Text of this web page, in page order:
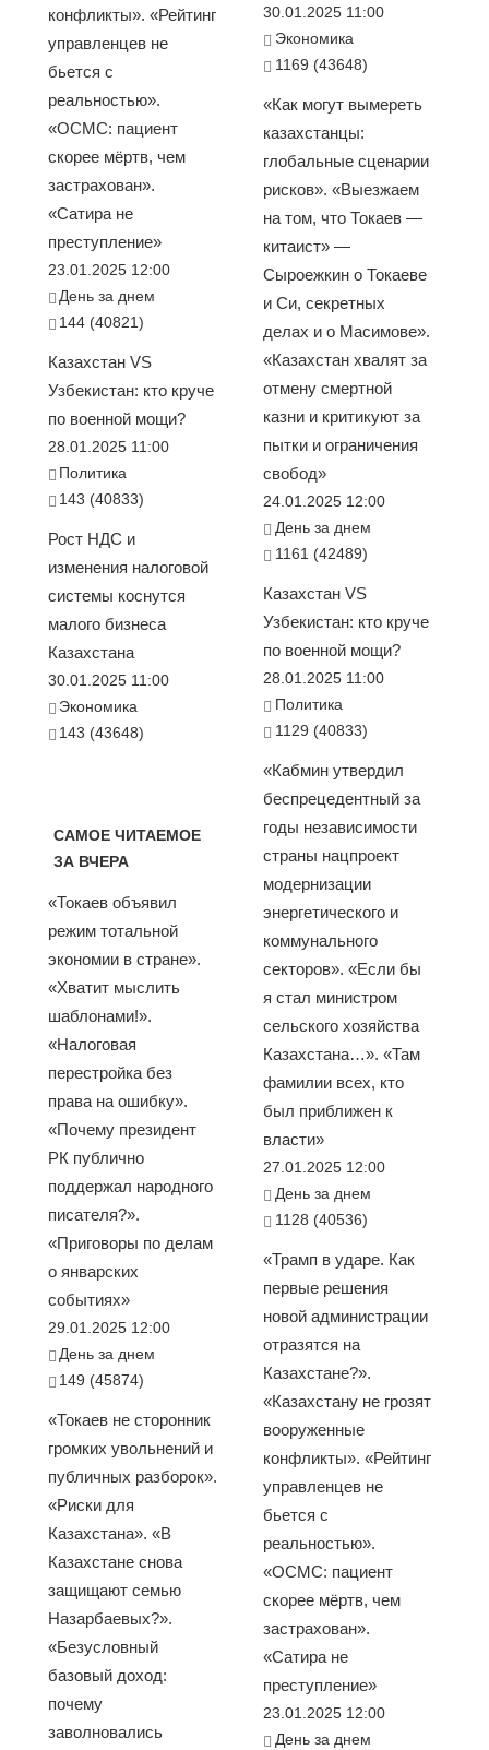
конфликты». «Рейтинг
управленцев не
бьется с
реальностью».
«ОСМС: пациент
скорее мёртв, чем
застрахован».
«Сатира не
преступление»
23.01.2025 12:00
День за днем
144 (40821)
Казахстан VS
Узбекистан: кто круче
по военной мощи?
28.01.2025 11:00
Политика
143 (40833)
Рост НДС и
изменения налоговой
системы коснутся
малого бизнеса
Казахстана
30.01.2025 11:00
Экономика
143 (43648)
САМОЕ ЧИТАЕМОЕ
ЗА ВЧЕРА
«Токаев объявил
режим тотальной
экономии в стране».
«Хватит мыслить
шаблонами!».
«Налоговая
перестройка без
права на ошибку».
«Почему президент
РК публично
поддержал народного
писателя?».
«Приговоры по делам
о январских
событиях»
29.01.2025 12:00
День за днем
149 (45874)
«Токаев не сторонник
громких увольнений и
публичных разборок».
«Риски для
Казахстана». «В
Казахстане снова
защищают семью
Назарбаевых?».
«Безусловный
базовый доход:
почему
заволновались
30.01.2025 11:00
Экономика
1169 (43648)
«Как могут вымереть
казахстанцы:
глобальные сценарии
рисков». «Выезжаем
на том, что Токаев —
китаист» —
Сыроежкин о Токаеве
и Си, секретных
делах и о Масимове».
«Казахстан хвалят за
отмену смертной
казни и критикуют за
пытки и ограничения
свобод»
24.01.2025 12:00
День за днем
1161 (42489)
Казахстан VS
Узбекистан: кто круче
по военной мощи?
28.01.2025 11:00
Политика
1129 (40833)
«Кабмин утвердил
беспрецедентный за
годы независимости
страны нацпроект
модернизации
энергетического и
коммунального
секторов». «Если бы
я стал министром
сельского хозяйства
Казахстана…». «Там
фамилии всех, кто
был приближен к
власти»
27.01.2025 12:00
День за днем
1128 (40536)
«Трамп в ударе. Как
первые решения
новой администрации
отразятся на
Казахстане?».
«Казахстану не грозят
вооруженные
конфликты». «Рейтинг
управленцев не
бьется с
реальностью».
«ОСМС: пациент
скорее мёртв, чем
застрахован».
«Сатира не
преступление»
23.01.2025 12:00
День за днем